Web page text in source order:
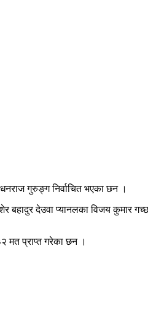
गुरुङ्ग निर्वाचित भएका छन ।
देउवा प्यानलका विजय कुमार
मत प्राप्त गरेका छन ।